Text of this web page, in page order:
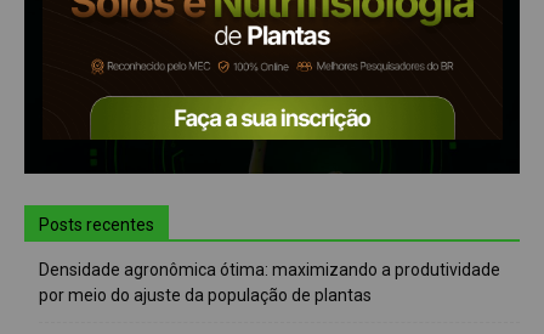
Posts recentes
Densidade agronômica ótima: maximizando a produtividade
por meio do ajuste da população de plantas